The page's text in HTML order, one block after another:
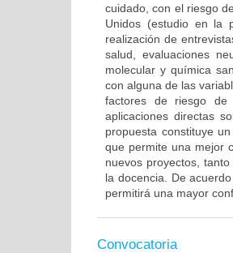
cuidado, con el riesgo
Unidos (estudio en la
realización de
salud, evaluaciones
molecular y química
con alguna de las
factores de riesgo de
aplicaciones directas
propuesta constituye
que permite una mejor
nuevos proyectos,
la docencia. De
permitirá una mayor
Convocatoria